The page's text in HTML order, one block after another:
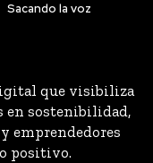
Sacando la voz
que visibiliza
en sostenibilidad,
emprendedores
positivo.